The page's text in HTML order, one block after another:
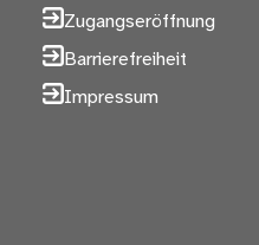
Zugangseröffnung
Barrierefreiheit
Impressum